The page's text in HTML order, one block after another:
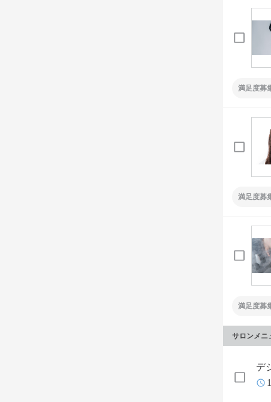
満足度募
満足度募
満足度募
サロンメニ
デ